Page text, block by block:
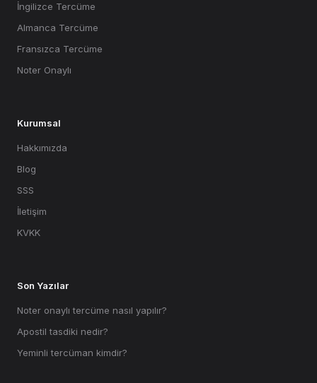
İngilizce Tercüme
Almanca Tercüme
Fransızca Tercüme
Noter Onaylı
Kurumsal
Hakkımızda
Blog
SSS
İletişim
KVKK
Son Yazılar
Noter onaylı tercüme nasıl yapılır?
Apostil tasdiki nedir?
Yeminli tercüman kimdir?